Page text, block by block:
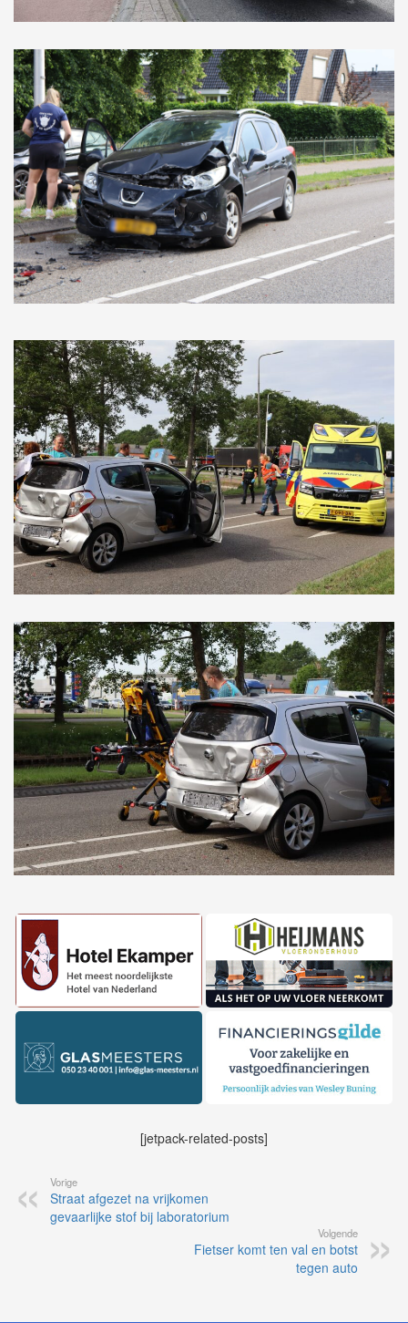
[jetpack-related-posts]
Vorige
Straat afgezet na vrijkomen
gevaarlijke stof bij laboratorium
Volgende
Fietser komt ten val en botst
tegen auto